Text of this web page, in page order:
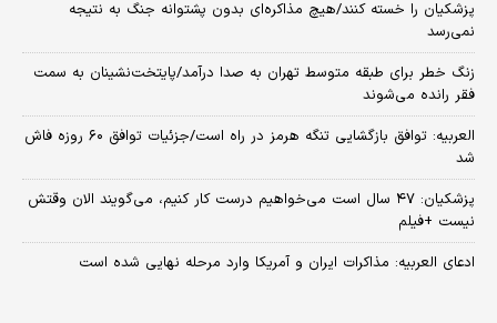
پزشکیان را خسته کنند/هیچ مذاکره‌ای بدون پشتوانه جنگ به نتیجه
نمی‌رسد
زنگ خطر برای طبقه متوسط تهران به صدا درآمد/پایتخت‌نشینان به سمت
فقر رانده می‌شوند
العربیه: توافق بازگشایی تنگه هرمز در راه است/جزئیات توافق ۶۰ روزه فاش
شد
پزشکیان: ۴۷ سال است می‌خواهیم درست کار کنیم، می‌گویند الان وقتش
نیست +فیلم
ادعای العربیه: مذاکرات ایران و آمریکا وارد مرحله نهایی شده است